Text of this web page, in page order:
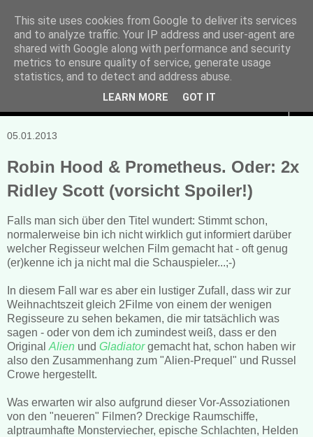
Manuela Sonntag
Bücher, Blogs & mehr
05.01.2013
Robin Hood & Prometheus. Oder: 2x
Ridley Scott (vorsicht Spoiler!)
Falls man sich über den Titel wundert: Stimmt schon,
normalerweise bin ich nicht wirklich gut informiert darüber
welcher Regisseur welchen Film gemacht hat - oft genug
(er)kenne ich ja nicht mal die Schauspieler...;-)
In diesem Fall war es aber ein lustiger Zufall, dass wir zur
Weihnachtszeit gleich 2Filme von einem der wenigen
Regisseure zu sehen bekamen, die mir tatsächlich was
sagen - oder von dem ich zumindest weiß, dass er den
Original Alien und Gladiatorgemacht hat, schon haben wir
also den Zusammenhang zum "Alien-Prequel" und Russel
Crowe hergestellt.
Was erwarten wir also aufgrund dieser Vor-Assoziationen
von den "neueren" Filmen? Dreckige Raumschiffe,
alptraumhafte Monsterviecher, epische Schlachten, Helden
This site uses cookies from Google to deliver its services
and to analyze traffic. Your IP address and user-agent are
shared with Google along with performance and security
metrics to ensure quality of service, generate usage
statistics, and to detect and address abuse.
LEARN MORE GOT IT